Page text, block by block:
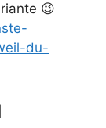
😉
du-